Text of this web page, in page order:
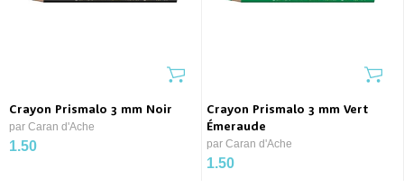
Crayon Prismalo 3 mm Noir
par Caran d'Ache
1.50
Crayon Prismalo 3 mm Vert
Émeraude
par Caran d'Ache
1.50